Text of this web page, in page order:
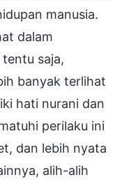
manusia.
dalam
saja,
banyak terlihat
hati nurani dan
perilaku ini
dan lebih nyata
alih-alih